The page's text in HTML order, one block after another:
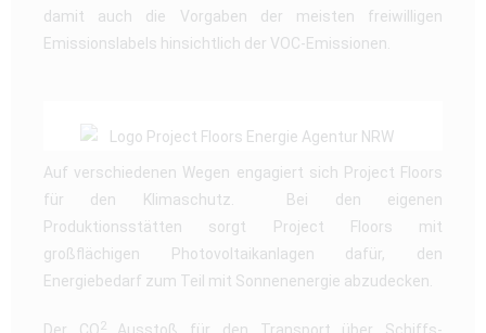
damit auch die Vorgaben der meisten freiwilligen
Emissionslabels hinsichtlich der VOC-Emissionen.
Auf verschiedenen Wegen engagiert sich Project Floors
für den Klimaschutz. Bei den eigenen
Produktionsstätten sorgt Project Floors mit
großflächigen Photovoltaikanlagen dafür, den
Energiebedarf zum Teil mit Sonnenenergie abzudecken.
2